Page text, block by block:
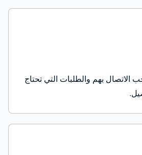
الاتصال بهم والطلبات التي تحتاج